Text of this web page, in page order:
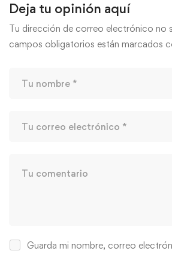
Deja tu opinión aquí
Tu dirección de correo electrónico no
campos obligatorios están marcados
Guarda mi nombre, correo